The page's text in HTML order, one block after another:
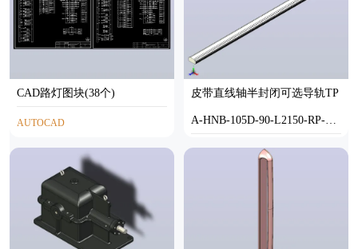
CAD路灯图块(38个)
AUTOCAD
皮带直线轴半封闭可选导轨TP
A-HNB-105D-90-L2150-RP-Y-
P20-N3
STEP